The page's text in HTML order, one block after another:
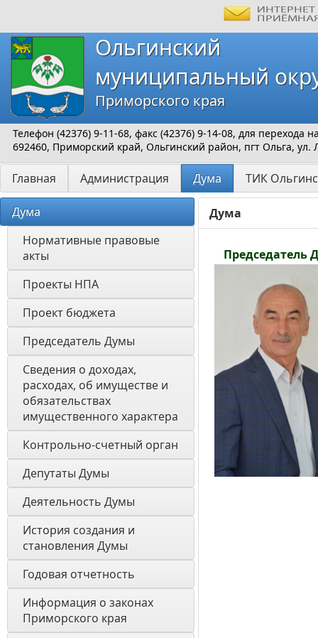
Ольгинский
муниципальный
Приморского края
Телефон (42376) 9-11-68, факс (42376) 9-14-08, для перехода
692460, Приморский край, Ольгинский район, пгт Ольга, ул.
Главная Администрация Дума ТИК
Дума
Нормативные правовые
акты
Проекты НПА
Проект бюджета
Председатель Думы
Сведения о доходах,
расходах, об имуществе и
обязательствах
имущественного характера
Контрольно-счетный орган
Депутаты Думы
Деятельность Думы
История создания и
становления Думы
Годовая отчетность
Информация о законах
Приморского края
Дума
Председатель